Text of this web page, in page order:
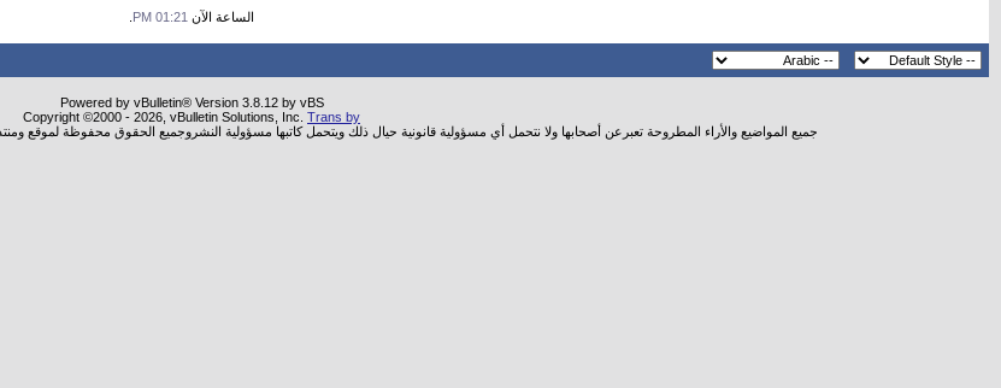
الساعة الآن 01:21 PM
Powered by vBulletin® Version 3.8.12 by vBS
Copyright ©2000 - 2026, vBulletin Solutions, Inc. Trans by
جميع المواضيع والأراء المطروحة تعبرعن أصحابها ولا نتحمل أي مسؤولية قانونية حيال ذلك ويتحمل كاتبها مسؤولية النشروجميع الحقوق محفوظة لموقع